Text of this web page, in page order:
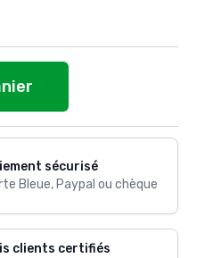
sécurisé
Bleue, Paypal ou chèque
clients certifiés